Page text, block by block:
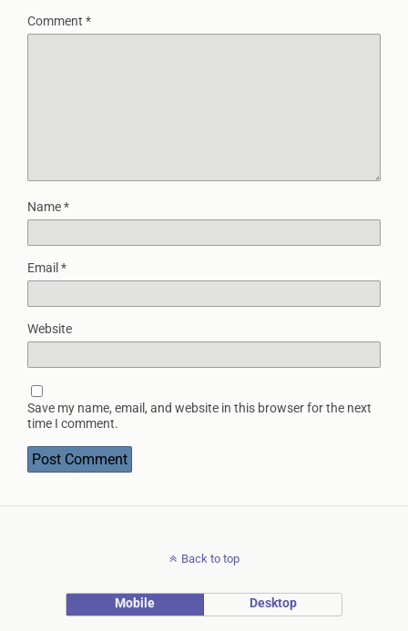
Comment *
Name*
Email *
Website
Save my name, email, and website in this browser for the next
time I comment.
Back to top
Mobile Desktop